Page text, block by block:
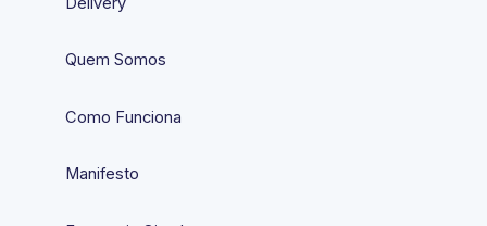
Quem Somos
Como Funciona
Manifesto